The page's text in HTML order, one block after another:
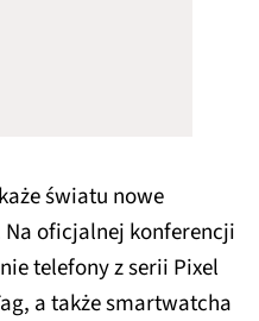
światu nowe
oficjalnej konferencji
telefony z serii Pixel
a także smartwatcha